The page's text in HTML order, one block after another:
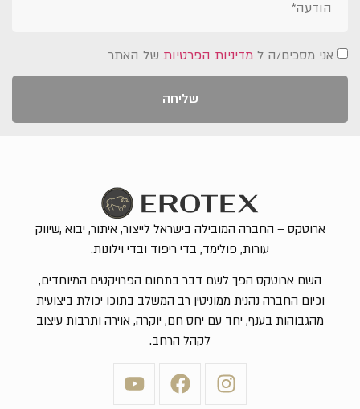
אני מסכים/ה ל מדיניות הפרטיות של האתר
שליחה
ארוטקס – החברה המובילה בישראל לייצור, איתור, יבוא ,שיווק
עורות, פולימד, בדי ריפוד ובדי וילונות.
השם ארוטקס הפך לשם דבר בתחום הפרויקטים המיוחדים,
וכיום החברה נהנית ממוניטין רב המשלב בתוכו יכולת ביצועית
מהגבוהות בענף, יחד עם יחס חם, יוקרה, אוירה ותרבות עיצוב
לקהל הרחב.